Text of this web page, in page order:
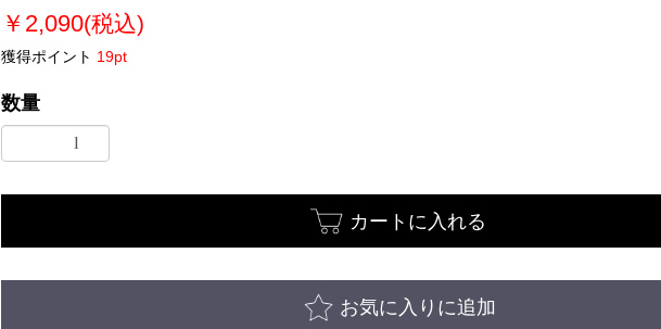
￥2,090(税込)
獲得ポイント 19pt
数量
カートに入れる
お気に入りに追加